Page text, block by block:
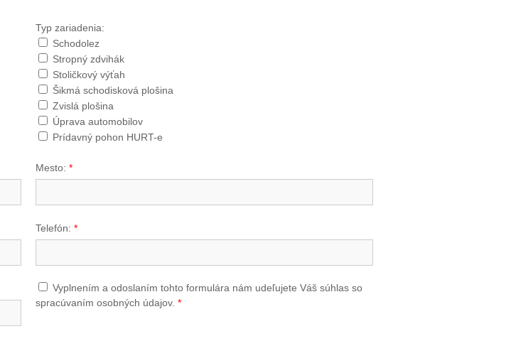
Typ zariadenia:
Schodolez
Stropný zdvihák
Stoličkový výťah
Šikmá schodisková plošina
Zvislá plošina
Úprava automobilov
Prídavný pohon HURT-e
Mesto: *
Telefón: *
Vyplnením a odoslaním tohto formulára nám udeľujete Váš súhlas so
spracúvaním osobných údajov. *